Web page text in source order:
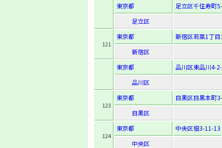
東京都
足立区千住寿町
足立区
121
東京都
新宿区若葉1丁
新宿区
東京都
品川区東品川4-
品川区
123
東京都
目黒区目黒本町
目黒区
124
東京都
中央区佃3-11-13
中央区